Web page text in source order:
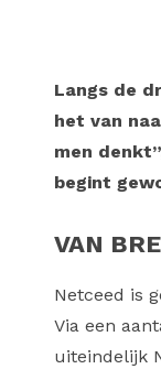
Langs de
het van
men
begint
VAN
Netceed is
Via een
uiteindelijk